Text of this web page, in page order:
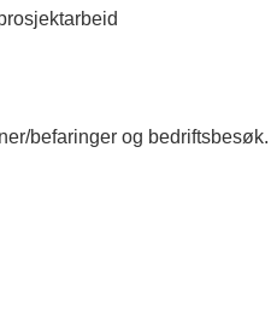
befaringer og bedriftsbesøk.